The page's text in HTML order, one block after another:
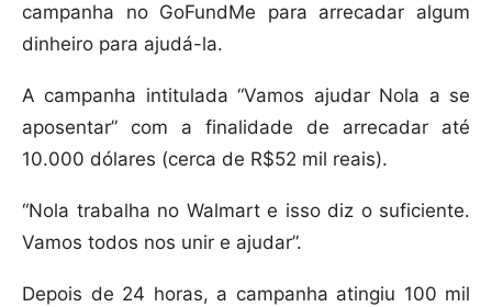
campanha no GoFundMe para arrecadar algum
dinheiro para ajudá-la.
A campanha intitulada “Vamos ajudar Nola a se
aposentar” com a finalidade de arrecadar até
10.000 dólares (cerca de R$52 mil reais).
“Nola trabalha no Walmart e isso diz o suficiente.
Vamos todos nos unir e ajudar”.
Depois de 24 horas, a campanha atingiu 100 mil